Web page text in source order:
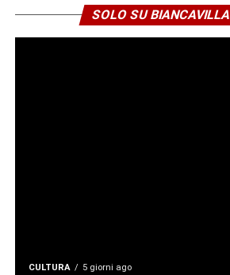
SOLO SU
CULTURA 5 giorni ago